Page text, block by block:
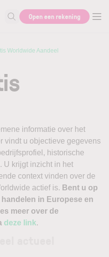
Zoek naar informatie
Open een rekening
Worldwide Aandeel
informatie over het
vindt u objectieve gegevens
historische
U krijgt inzicht in het
context vinden over de
actief is. Bent u op
in Europese en
meer over de
deze link.